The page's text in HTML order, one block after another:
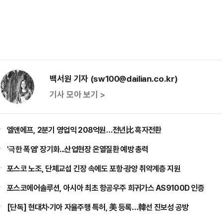
백서원 기자 (sw100@dailian.co.kr)
기사 모아 보기 >
엘앤에프, 2분기 영업익 208억원…전년比 흑자전환
'극한 폭염' 장기화...산업현장 온열질환 예방 총력
포스코 노조, 단체교섭 긴장 속에도 포항·광양 취약계층 지원
포스코에어솔루션, 아시아 최초 항공우주 희귀가스 AS9100D 인증
[단독] 현대차·기아 자율주행 특허, 美 등록…韓선 진보성 공방